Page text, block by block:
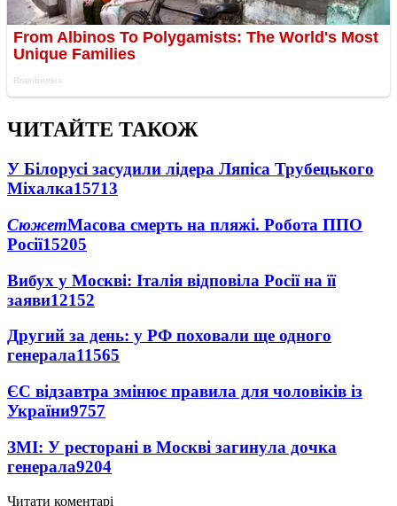
ЧИТАЙТЕ ТАКОЖ
У Білорусі засудили лідера Ляпіса Трубецького
Міхалка15713
СюжетМасова смерть на пляжі. Робота ППО
Росії15205
Вибух у Москві: Італія відповіла Росії на її
заяви12152
Другий за день: у РФ поховали ще одного
генерала11565
ЄС відзавтра змінює правила для чоловіків із
України9757
ЗМІ: У ресторані в Москві загинула дочка
генерала9204
Читати коментарі